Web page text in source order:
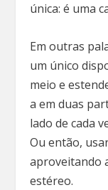
única: é uma
Em outras
um único
meio e
a em duas
lado de cada
Ou então,
aproveitando
estéreo.